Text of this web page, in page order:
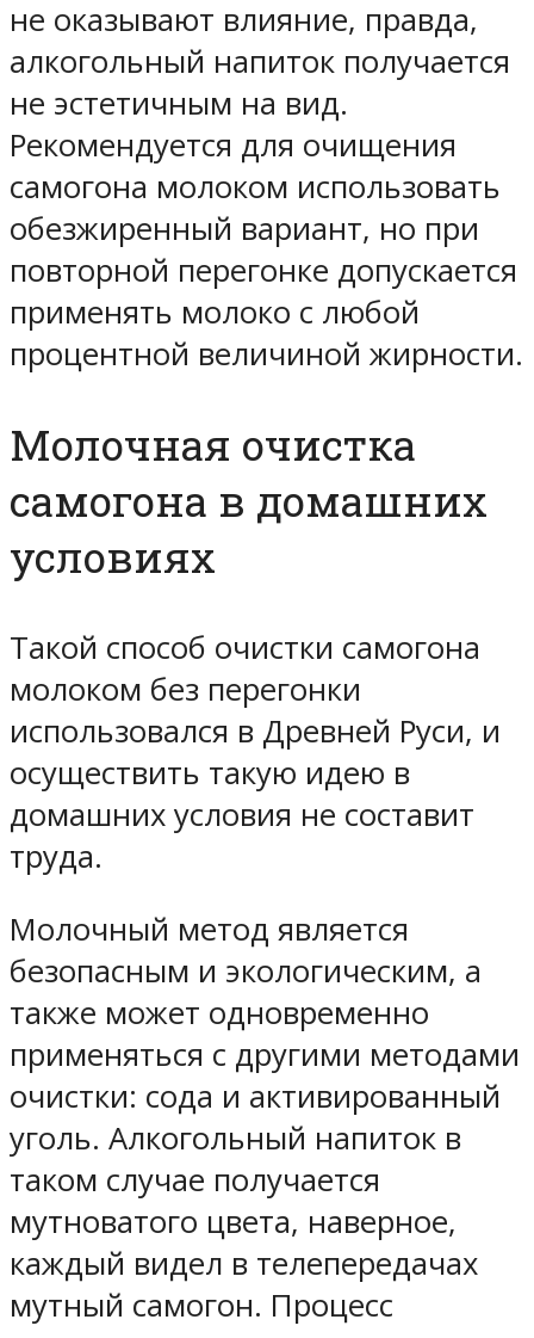
не оказывают влияние, правда,
алкогольный напиток получается
не эстетичным на вид.
Рекомендуется для очищения
самогона молоком использовать
обезжиренный вариант, но при
повторной перегонке допускается
применять молоко с любой
процентной величиной жирности.
Молочная очистка
самогона в домашних
условиях
Такой способ очистки самогона
молоком без перегонки
использовался в Древней Руси, и
осуществить такую идею в
домашних условия не составит
труда.
Молочный метод является
безопасным и экологическим, а
также может одновременно
применяться с другими методами
очистки: сода и активированный
уголь. Алкогольный напиток в
таком случае получается
мутноватого цвета, наверное,
каждый видел в телепередачах
мутный самогон. Процесс